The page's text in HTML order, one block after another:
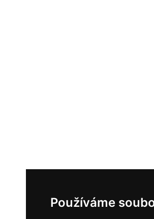
Používáme